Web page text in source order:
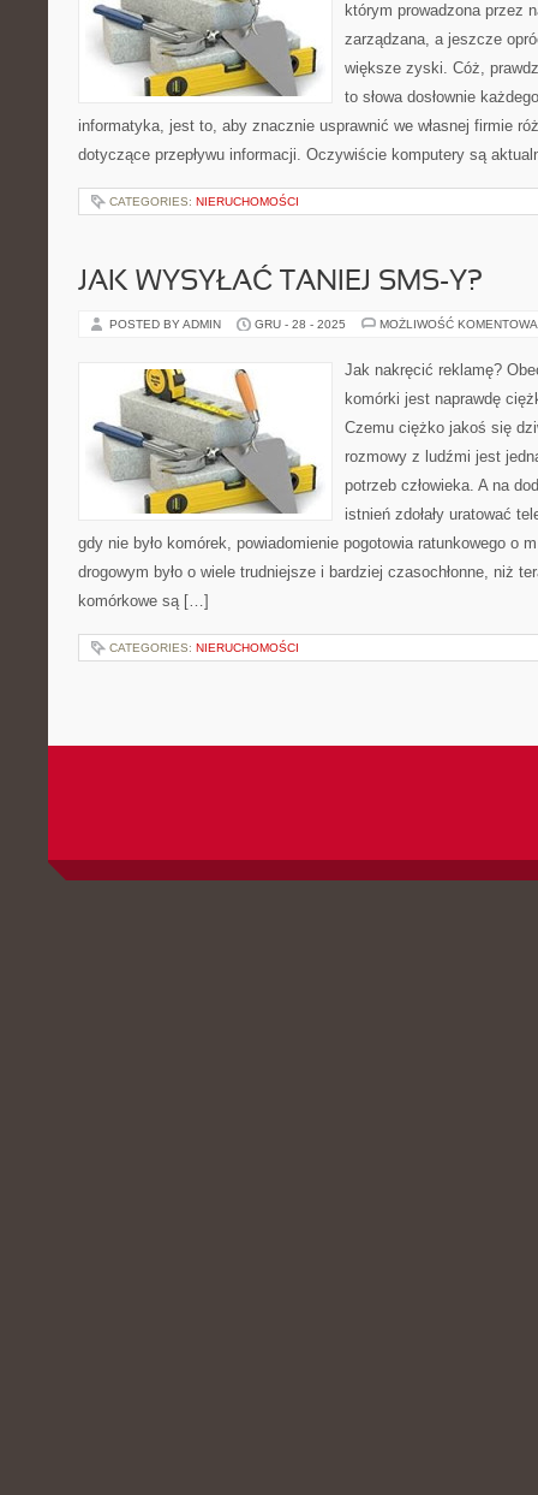
którym prowadzona przez
zarządzana, a jeszcze
większe zyski. Cóż,
to słowa dosłownie
informatyka, jest to, aby znacznie usprawnić we własnej firmie
dotyczące przepływu informacji. Oczywiście komputery są
CATEGORIES: NIERUCHOMOŚCI
JAK WYSYŁAĆ TANIEJ SMS-Y?
POSTED BY ADMIN GRU - 28 - 2025 MOŻLIWOŚĆ
Jak nakręcić reklamę?
komórki jest naprawdę
Czemu ciężko jakoś się
rozmowy z ludźmi jest
potrzeb człowieka. A na
istnień zdołały uratować
gdy nie było komórek, powiadomienie pogotowia ratunkowego o
drogowym było o wiele trudniejsze i bardziej czasochłonne, niż
komórkowe są […]
CATEGORIES: NIERUCHOMOŚCI